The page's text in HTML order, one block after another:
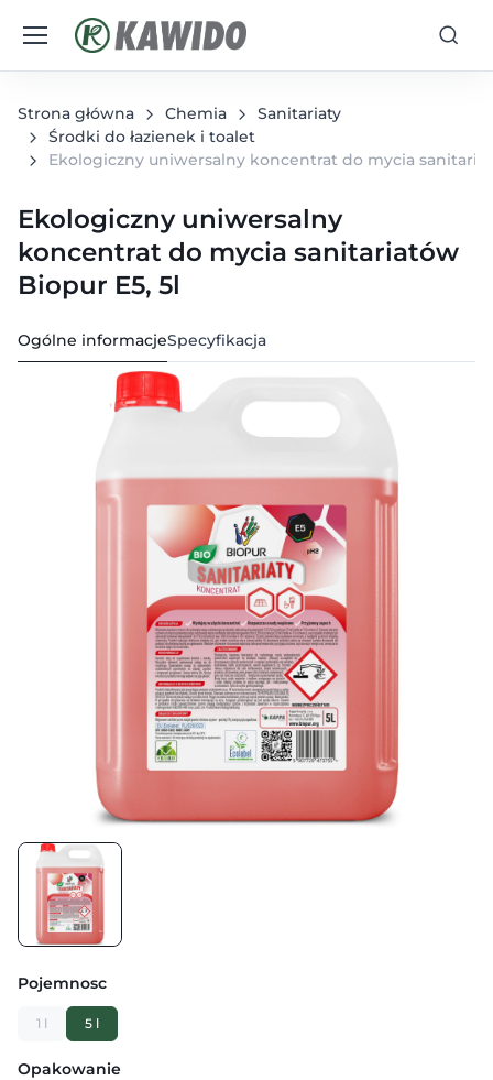
Strona główna Chemia
Sanitariaty
Środki do łazienek i toalet
Ekologiczny uniwersalny koncentrat do mycia
Ekologiczny uniwersalny
koncentrat do mycia sanitariatów
Biopur E5, 5l
Ogólne informacjeSpecyfikacja
Pojemnosc
1 l 5 l
Opakowanie